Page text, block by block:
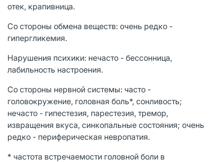
отек, крапивница.
Со стороны обмена веществ: очень редко -
гипергликемия.
Нарушения психики: нечасто - бессонница,
лабильность настроения.
Со стороны нервной системы: часто -
головокружение, головная боль*, сонливость;
нечасто - гипестезия, парестезия, тремор,
извращения вкуса, синкопальные состояния; очень
редко - периферическая невропатия.
* частота встречаемости головной боли в